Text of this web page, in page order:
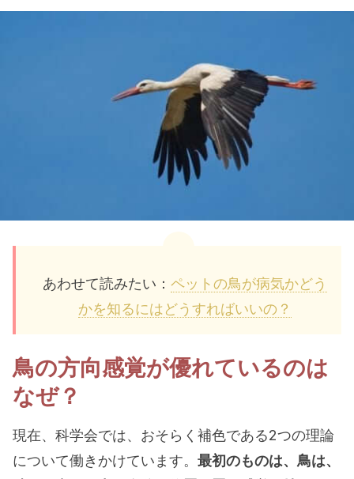
あわせて読みたい： ペットの鳥が病気かどう
かを知るにはどうすればいいの？
鳥の方向感覚が優れているのは
なぜ？
現在、科学会では、おそらく補色である2つの理論
について働きかけています。 最初のものは、鳥は、